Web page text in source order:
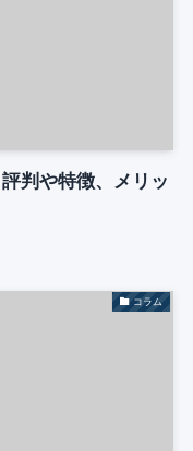
判や特徴、メリッ
コラム